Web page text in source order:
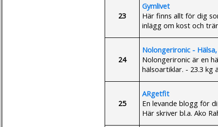
23
Gymlivet
Här finns allt för dig
inlägg om kost och
24
Nolongerironic -
Nolongerironic är en
hälsoartiklar. - 23.3 kg
25
ARgetfit
En levande blogg för
Här skriver bl.a. Ako